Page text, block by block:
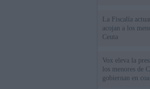
La Fiscalía
acojan a los
Ceuta
Vox eleva la
los menores de
gobiernan en